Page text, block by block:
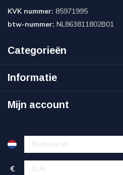
KVK nummer: 85971995
btw-nummer: NL863811802B01
Categorieën
Informatie
Mijn account
€